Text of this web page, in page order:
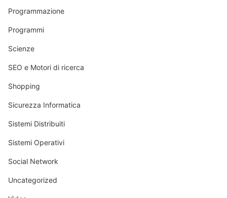
Programmazione
Programmi
Scienze
SEO e Motori di ricerca
Shopping
Sicurezza Informatica
Sistemi Distribuiti
Sistemi Operativi
Social Network
Uncategorized